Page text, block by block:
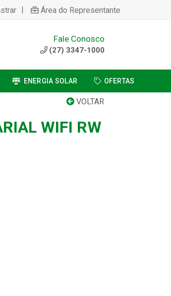
| Área do Representante
Fale Conosco
(27) 3347-1000
ENERGIA SOLAR OFERTAS
VOLTAR
WIFI RW